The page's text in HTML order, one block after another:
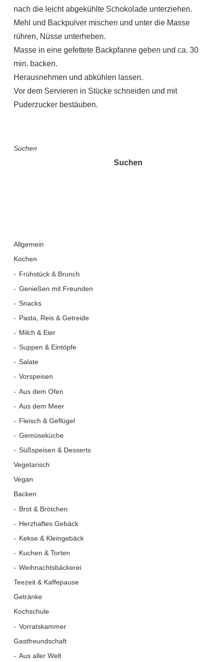
nach die leicht abgekühlte Schokolade unterziehen.
Mehl und Backpulver mischen und unter die Masse
rühren, Nüsse unterheben.
Masse in eine gefettete Backpfanne geben und ca. 30
min. backen.
Herausnehmen und abkühlen lassen.
Vor dem Servieren in Stücke schneiden und mit
Puderzucker bestäuben.
Suchen
Suchen
Allgemein
Kochen
Frühstück & Brunch
Genießen mit Freunden
Snacks
Pasta, Reis & Getreide
Milch & Eier
Suppen & Eintöpfe
Salate
Vorspeisen
Aus dem Ofen
Aus dem Meer
Fleisch & Geflügel
Gemüseküche
Süßspeisen & Desserts
Vegetarisch
Vegan
Backen
Brot & Brötchen
Herzhaftes Gebäck
Kekse & Kleingebäck
Kuchen & Torten
Weihnachtsbäckerei
Teezeit & Kaffepause
Getränke
Kochschule
Vorratskammer
Gastfreundschaft
Aus aller Welt